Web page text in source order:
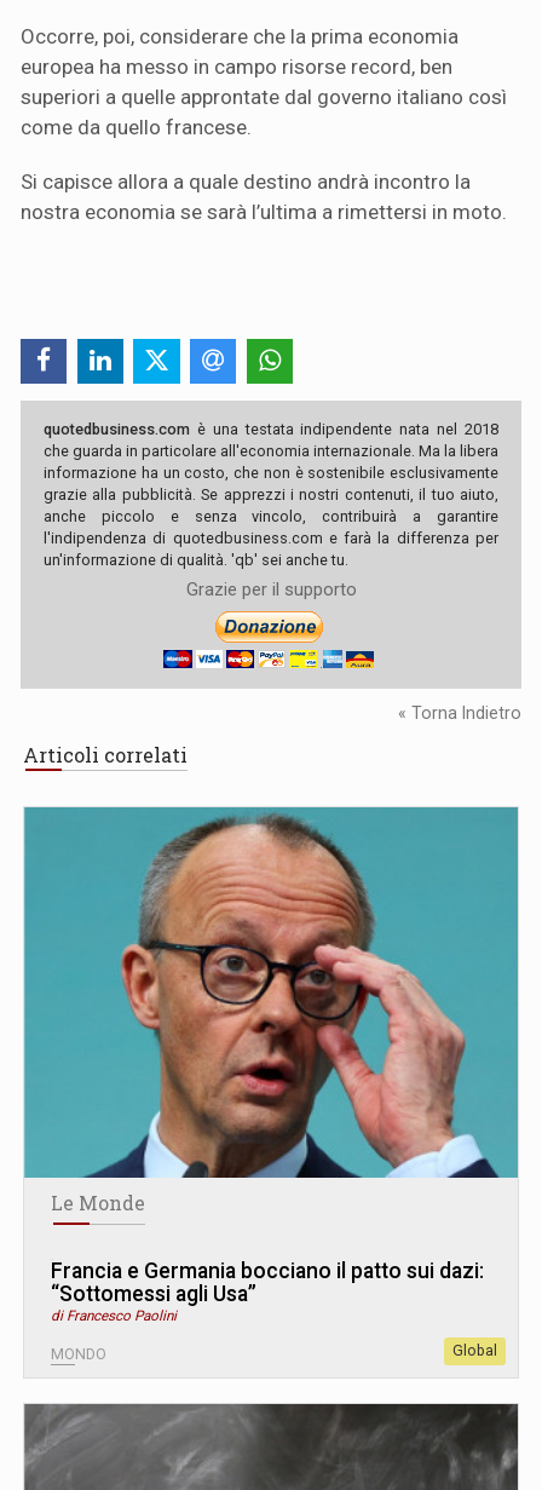
Occorre, poi, considerare che la prima economia
europea ha messo in campo risorse record, ben
superiori a quelle approntate dal governo italiano così
come da quello francese.
Si capisce allora a quale destino andrà incontro la
nostra economia se sarà l’ultima a rimettersi in moto.
quotedbusiness.com è una testata indipendente nata nel 2018
che guarda in particolare all'economia internazionale. Ma la libera
informazione ha un costo, che non è sostenibile esclusivamente
grazie alla pubblicità. Se apprezzi i nostri contenuti, il tuo aiuto,
anche piccolo e senza vincolo, contribuirà a garantire
l'indipendenza di quotedbusiness.com e farà la differenza per
un'informazione di qualità. 'qb' sei anche tu.
Grazie per il supporto
« Torna Indietro
Articoli correlati
Le Monde
Francia e Germania bocciano il patto sui dazi:
“Sottomessi agli Usa”
di Francesco Paolini
MONDO Global